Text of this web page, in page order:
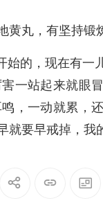
黄丸，有坚持锻
始的，现在有一
一站起来就眼
，一动就累，
要早戒掉，我